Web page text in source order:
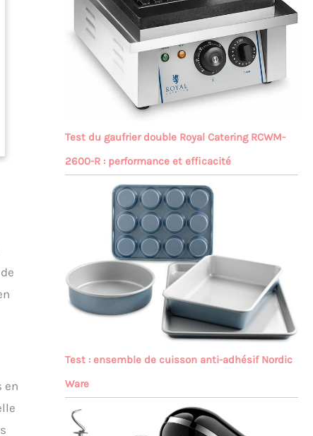
en
Test du gaufrier double Royal Catering RCWM-
2600-R : performance et efficacité
Test : ensemble de cuisson anti-adhésif Nordic
Ware